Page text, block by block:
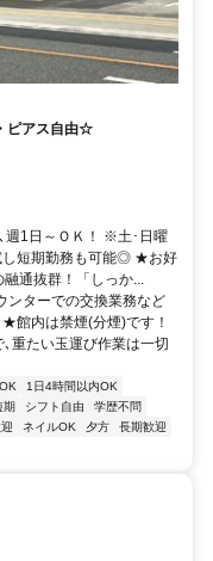
ピアス自由☆
週1日～ＯＫ！ ※土･日曜
し短期勤務も可能◎ ★お好
通抜群！「しっか...
ンターでの交換業務など
館内は禁煙(分煙)です！
重たい玉運び作業は一切
1日4時間以内OK
期 シフト自由
学歴不問
ネイルOK 夕方
長期歓迎